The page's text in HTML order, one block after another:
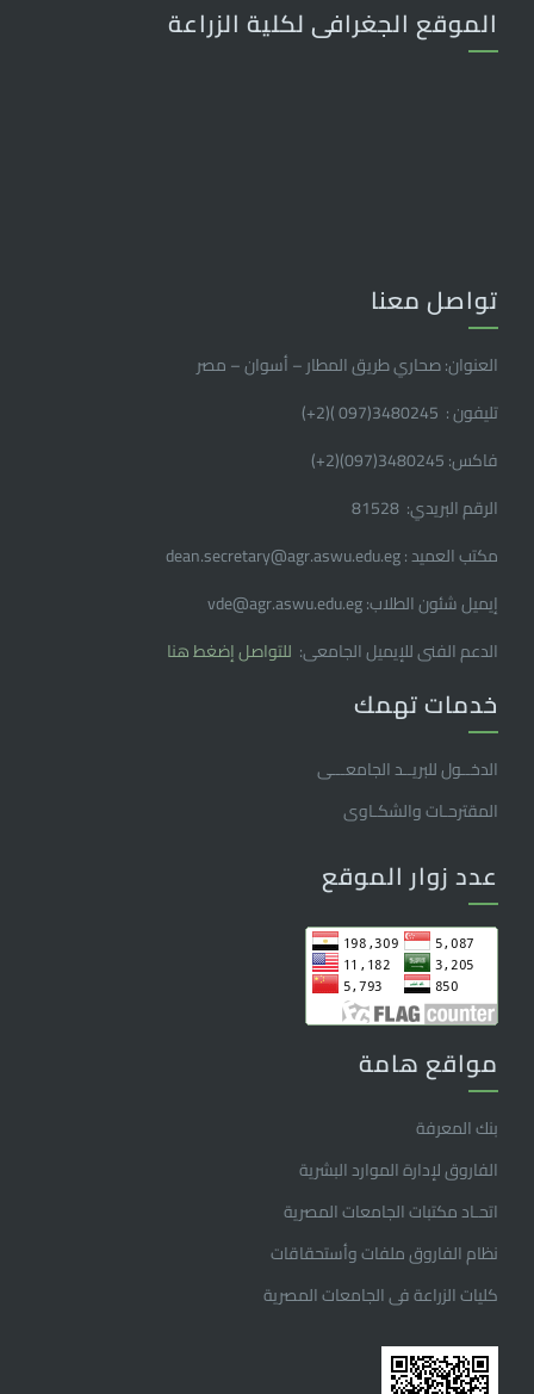
الموقع الجغرافى لكلية الزراعة
تواصل معنا
العنوان: صحاري طريق المطار – أسوان – مصر
تليفون : 3480245(097 )(2
+
)
فاكس: 3480245(097)(2
+
)
الرقم البريدي: 81528
مكتب العميد : dean.secretary@agr.aswu.edu.eg
إيميل شئون الطلاب: vde@agr.aswu.edu.eg
الدعم الفنى للإيميل الجامعى: للتواصل إضغط هنا
خدمات تهمك
الدخــول للبريــد الجامعـــى
المقترحـات والشكـاوى
عدد زوار الموقع
مواقع هامة
بنك المعرفة
الفاروق ﻹدارة الموارد البشرية
اتحـاد مكتبات الجامعات المصرية
نظام الفاروق ملفات وأستحقاقات
كليات الزراعة فى الجامعات المصرية